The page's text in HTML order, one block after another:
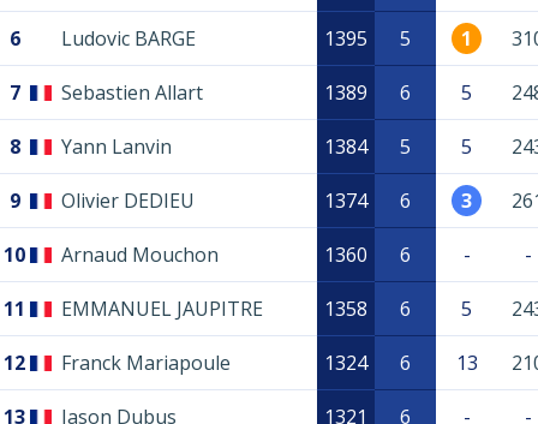
6 Ludovic BARGE 1395 5 1
7 Sebastien Allart 1389 6 5
8 Yann Lanvin 1384 5 5
9 Olivier DEDIEU 1374 6 3
10 Arnaud Mouchon 1360 6 - -
11 EMMANUEL JAUPITRE 1358 6 5
12 Franck Mariapoule 1324 6 13
13 Jason Dubus 1321 6 - -